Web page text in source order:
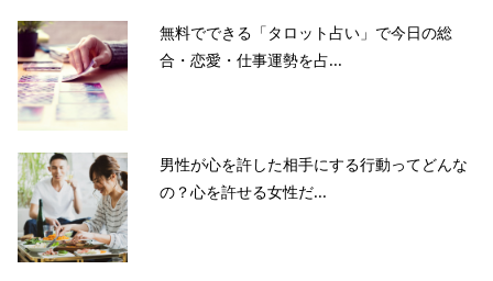
無料でできる「タロット占い」で今日の総
合・恋愛・仕事運勢を占...
男性が心を許した相手にする行動ってどんな
の？心を許せる女性だ...